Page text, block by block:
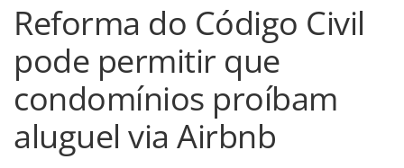
Reforma do Código Civil
pode permitir que
condomínios proíbam
aluguel via Airbnb